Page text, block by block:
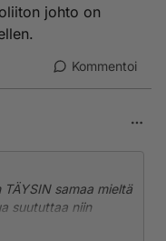
johto on
Kommentoi
samaa mieltä
suututtaa niin
Erityisesti Petäjä.